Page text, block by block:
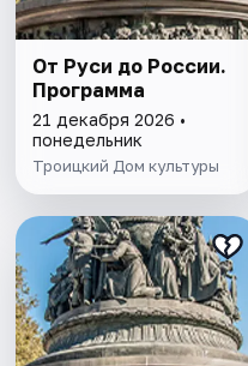
От Руси до России.
Программа
21 декабря 2026 •
понедельник
Троицкий Дом культуры